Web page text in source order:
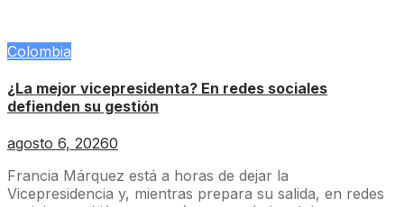
Colombia
¿La mejor vicepresidenta? En redes sociales
defienden su gestión
agosto 6, 20260
Francia Márquez está a horas de dejar la
Vicepresidencia y, mientras prepara su salida, en redes